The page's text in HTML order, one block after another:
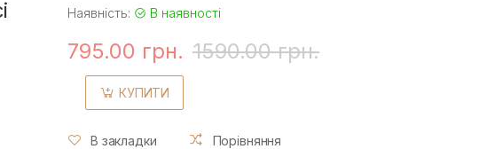
Наявність: В наявності
795.00 грн. 1590.00 грн.
КУПИТИ
В закладки Порівняння